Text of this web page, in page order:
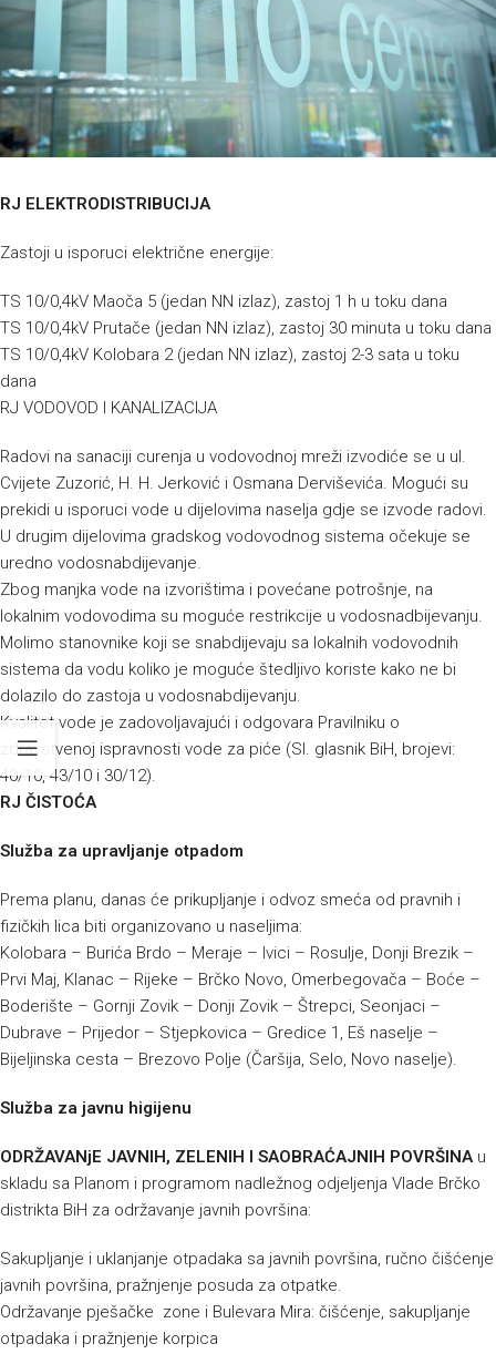
RJ ELEKTRODISTRIBUCIJA
Zastoji u isporuci električne energije:
TS 10/0,4kV Maoča 5 (jedan NN izlaz), zastoj 1 h u toku dana
TS 10/0,4kV Prutače (jedan NN izlaz), zastoj 30 minuta u toku dana
TS 10/0,4kV Kolobara 2 (jedan NN izlaz), zastoj 2-3 sata u toku
dana
RJ VODOVOD I KANALIZACIJA
Radovi na sanaciji curenja u vodovodnoj mreži izvodiće se u ul.
Cvijete Zuzorić, H. H. Jerković i Osmana Derviševića. Mogući su
prekidi u isporuci vode u dijelovima naselja gdje se izvode radovi.
U drugim dijelovima gradskog vodovodnog sistema očekuje se
uredno vodosnabdijevanje.
Zbog manjka vode na izvorištima i povećane potrošnje, na
lokalnim vodovodima su moguće restrikcije u vodosnadbijevanju.
Molimo stanovnike koji se snabdijevaju sa lokalnih vodovodnih
sistema da vodu koliko je moguće štedljivo koriste kako ne bi
dolazilo do zastoja u vodosnabdijevanju.
Kvalitet vode je zadovoljavajući i odgovara Pravilniku o
zdravstvenoj ispravnosti vode za piće (Sl. glasnik BiH, brojevi:
40/10, 43/10 i 30/12).
RJ ČISTOĆA
Služba za upravljanje otpadom
Prema planu, danas će prikupljanje i odvoz smeća od pravnih i
fizičkih lica biti organizovano u naseljima:
Kolobara – Burića Brdo – Meraje – Ivici – Rosulje, Donji Brezik –
Prvi Maj, Klanac – Rijeke – Brčko Novo, Omerbegovača – Boće –
Boderište – Gornji Zovik – Donji Zovik – Štrepci, Seonjaci –
Dubrave – Prijedor – Stjepkovica – Gredice 1, Eš naselje –
Bijeljinska cesta – Brezovo Polje (Čaršija, Selo, Novo naselje).
Služba za javnu higijenu
ODRŽAVANjE JAVNIH, ZELENIH I SAOBRAĆAJNIH POVRŠINAu
skladu sa Planom i programom nadležnog odjeljenja Vlade Brčko
distrikta BiH za održavanje javnih površina:
Sakupljanje i uklanjanje otpadaka sa javnih površina, ručno čišćenje
javnih površina, pražnjenje posuda za otpatke.
Održavanje pješačke zone i Bulevara Mira: čišćenje, sakupljanje
otpadaka i pražnjenje korpica